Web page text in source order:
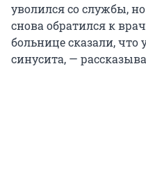
уволился со службы,
снова обратился к
больнице сказали,
синусита, —